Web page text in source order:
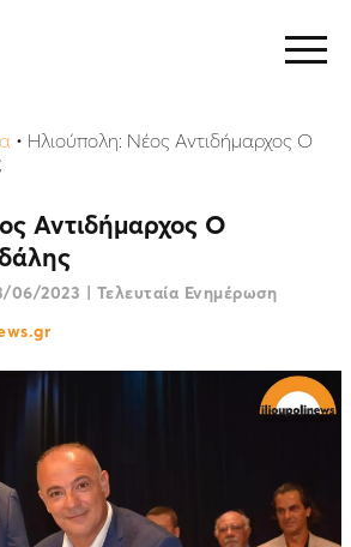
• Ηλιούπολη: Νέος Αντιδήμαρχος Ο
Αντιδήμαρχος Ο
06/2023 | Τελευταία Ενημέρωση